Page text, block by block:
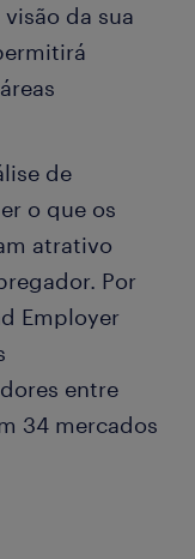
da sua
de
o que os
atrativo
Por
Employer
entre
34 mercados